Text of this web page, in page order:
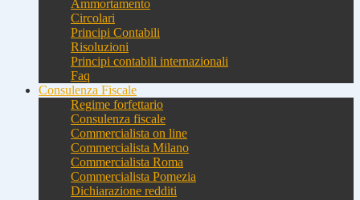
Ammortamento
Circolari
Principi Contabili
Risoluzioni
Principi contabili internazionali
Faq
Consulenza Fiscale
Regime forfettario
Consulenza fiscale
Commercialista on line
Commercialista Milano
Commercialista Roma
Commercialista Pomezia
Dichiarazione redditi